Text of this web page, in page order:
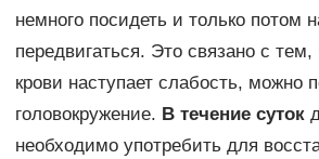
немного посидеть и только потом
передвигаться. Это связано с тем,
крови наступает слабость, можно
головокружение. В течение суток
необходимо употребить для